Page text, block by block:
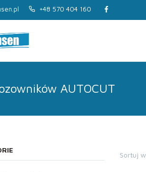
+48 570 404 160
AUTOCUT
Sortuj